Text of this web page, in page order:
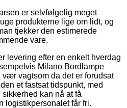
er selvfølgelig meget
produkterne lige om lidt, og
tjekker den estimerede
vare.
levering efter en enkelt hverdag
Milano Bordlampe
vagtsom da det er forudsat
et fastsat tidspunkt, med
kan nå at få
logistikpersonalet får fri.